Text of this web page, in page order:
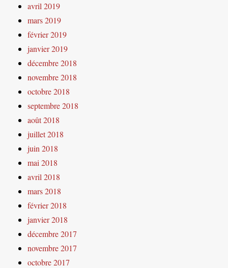
avril 2019
mars 2019
février 2019
janvier 2019
décembre 2018
novembre 2018
octobre 2018
septembre 2018
août 2018
juillet 2018
juin 2018
mai 2018
avril 2018
mars 2018
février 2018
janvier 2018
décembre 2017
novembre 2017
octobre 2017